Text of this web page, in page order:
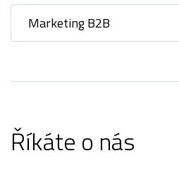
Marketing B2B
Říkáte o nás